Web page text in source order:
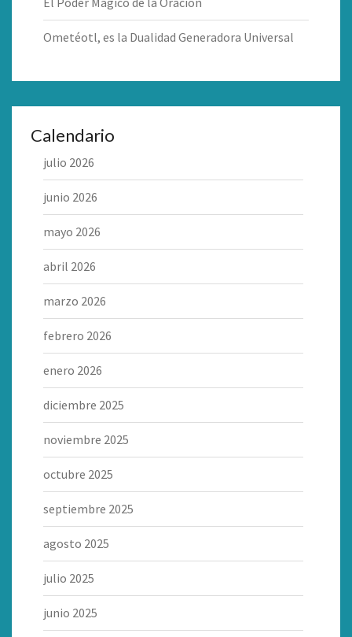
Ometéotl, es la Dualidad Generadora Universal
Calendario
julio 2026
junio 2026
mayo 2026
abril 2026
marzo 2026
febrero 2026
enero 2026
diciembre 2025
noviembre 2025
octubre 2025
septiembre 2025
agosto 2025
julio 2025
junio 2025